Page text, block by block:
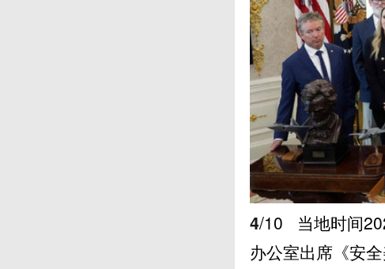
4/10
当地时间
办公室出席《安